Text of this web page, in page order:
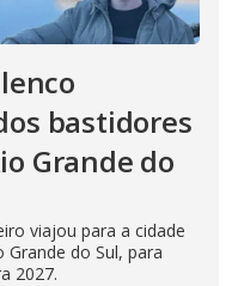
bastidores
Grande do
viajou para a cidade
Grande do Sul, para
2027.